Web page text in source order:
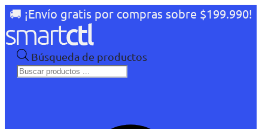
🚚 ¡Envío gratis por compras sobre $199.990!
Búsqueda de productos